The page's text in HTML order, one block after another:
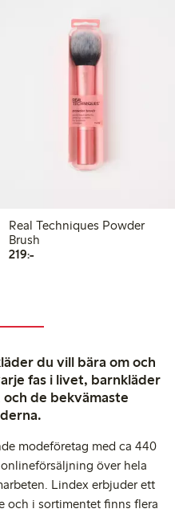
Real Techniques Powder
Brush
219:-219,00 kr
du vill bära om och
fas i livet, barnkläder
de bekvämaste
modeföretag med ca 440
över hela
Lindex erbjuder ett
och i sortimentet finns flera